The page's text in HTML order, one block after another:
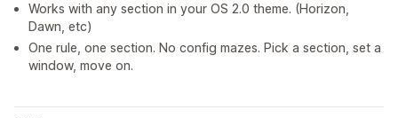
Works with any section in your OS 2.0 theme. (Horizon,
Dawn, etc)
One rule, one section. No config mazes. Pick a section, set a
window, move on.